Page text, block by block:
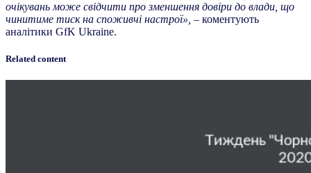
очікувань може свідчити про зменшення довіри до влади, що
чинитиме тиск на споживчі настрої», – коментують
аналітики GfK Ukraine.
Related content